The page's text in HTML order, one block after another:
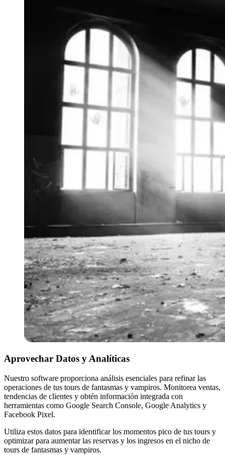
Aprovechar Datos y Analíticas
Nuestro software proporciona análisis esenciales para refinar las
operaciones de tus tours de fantasmas y vampiros. Monitorea ventas,
tendencias de clientes y obtén información integrada con
herramientas como Google Search Console, Google Analytics y
Facebook Pixel.
Utiliza estos datos para identificar los momentos pico de tus tours y
optimizar para aumentar las reservas y los ingresos en el nicho de
tours de fantasmas y vampiros.